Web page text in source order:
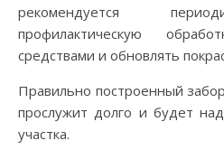
рекомендуется
профилактическую
средствами и обновлять
Правильно построенный
прослужит долго и будет
участка.